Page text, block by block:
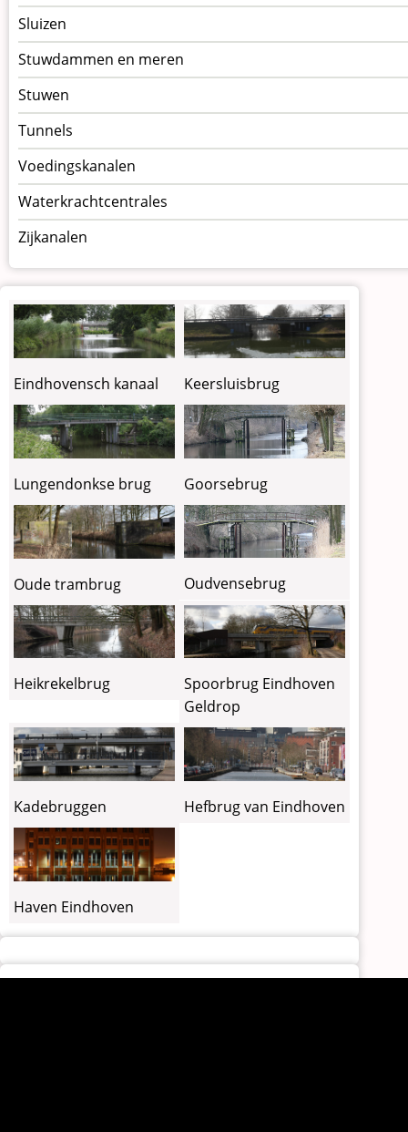
Sluizen
Stuwdammen en meren
Stuwen
Tunnels
Voedingskanalen
Waterkrachtcentrales
Zijkanalen
Eindhovensch kanaal Keersluisbrug
Lungendonkse brug Goorsebrug
Oude trambrug Oudvensebrug
Heikrekelbrug
Spoorbrug Eindhoven
Geldrop
Kadebruggen Hefbrug van Eindhoven
Haven Eindhoven